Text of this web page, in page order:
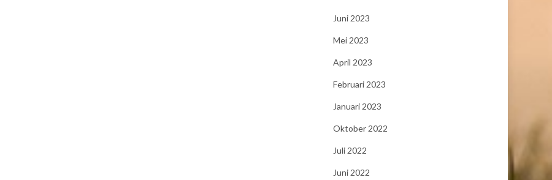
Juni 2023
Mei 2023
April 2023
Februari 2023
Januari 2023
Oktober 2022
Juli 2022
Juni 2022